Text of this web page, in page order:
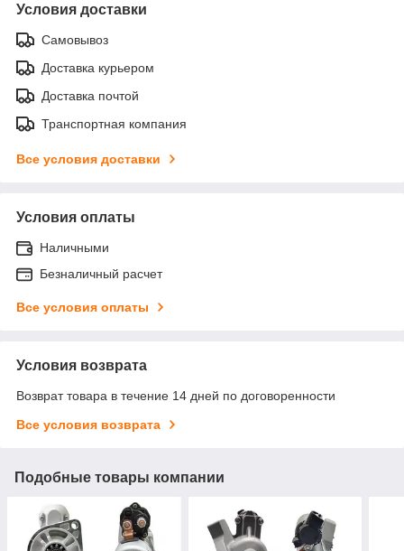
Условия доставки
Самовывоз
Доставка курьером
Доставка почтой
Транспортная компания
Все условия доставки
Условия оплаты
Наличными
Безналичный расчет
Все условия оплаты
Условия возврата
Возврат товара в течение 14 дней по договоренности
Все условия возврата
Подобные товары компании